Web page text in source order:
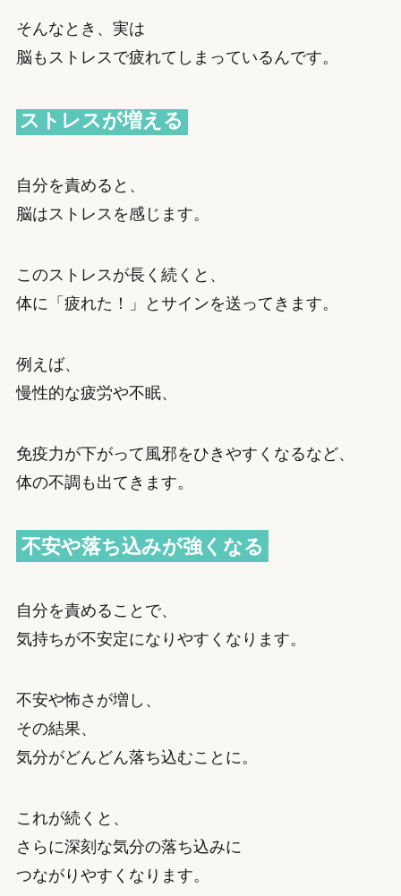
そんなとき、実は
脳もストレスで疲れてしまっているんです。
ストレスが増える
自分を責めると、
脳はストレスを感じます。
このストレスが長く続くと、
体に「疲れた！」とサインを送ってきます。
例えば、
慢性的な疲労や不眠、
免疫力が下がって風邪をひきやすくなるなど、
体の不調も出てきます。
不安や落ち込みが強くなる
自分を責めることで、
気持ちが不安定になりやすくなります。
不安や怖さが増し、
その結果、
気分がどんどん落ち込むことに。
これが続くと、
さらに深刻な気分の落ち込みに
つながりやすくなります。